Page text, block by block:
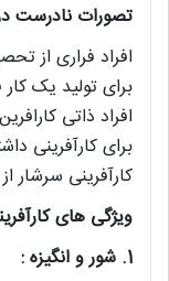
تصورات نادرست
افراد فراری از
برای تولید یک
افراد ذاتی
برای کارآفرینی
کارآفرینی
ویژگی های
1. شور و انگیزه :